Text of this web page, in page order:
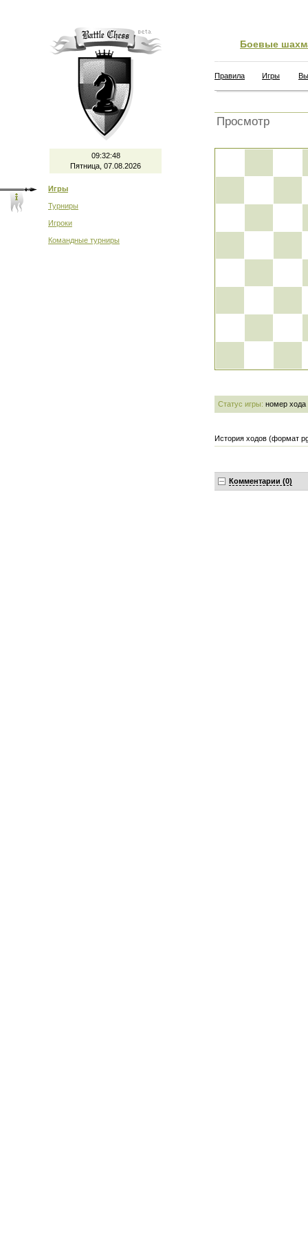
09:32:48
Пятница, 07.08.2026
Игры
Турниры
Игроки
Командные турниры
Боевые
Правила Игры
Просмотр
Статус игры: номер хода
История ходов (формат
Комментарии (0)